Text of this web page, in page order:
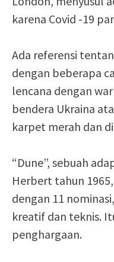
karena Covid -19
Ada referensi
dengan beberapa
lencana dengan
bendera Ukraina
karpet merah dan
“Dune”, sebuah
Herbert tahun
dengan 11
kreatif dan teknis.
penghargaan.